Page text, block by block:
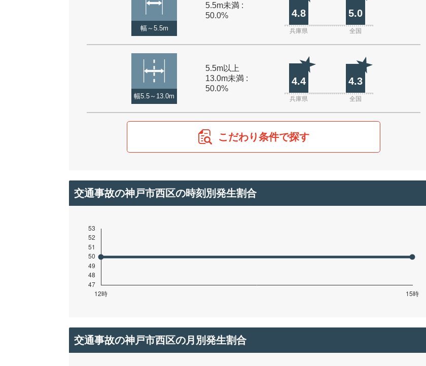
幅～5.5m
5.5m未満 :
50.0%
4.8 5.0
兵庫県 全国
幅5.5～13.0m
5.5m以上
13.0m未満 :
50.0%
4.4 4.3
兵庫県 全国
こだわり条件で探す
交通事故の神戸市西区の時刻別発生割合
交通事故の神戸市西区の月別発生割合